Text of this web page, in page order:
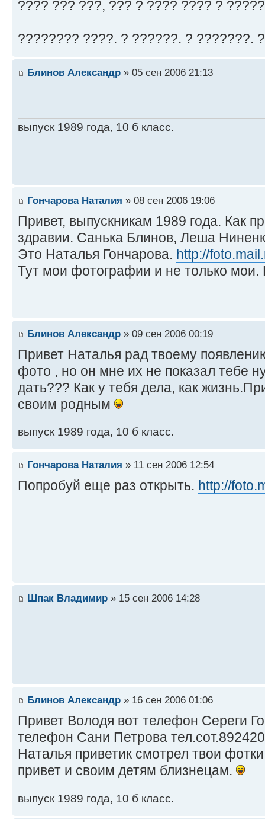
???? ??? ???, ??? ? ???? ???? ?
???????? ????. ? ??????. ? ???????.
Блинов Александр » 05 сен 2006 21:13
выпуск 1989 года, 10 б класс.
Гончарова Наталия » 08 сен 2006 19:06
Привет, выпускникам 1989 года. Как
здравии. Санька Блинов, Леша
Это Наталья Гончарова. http://
Тут мои фотографии и не только
Блинов Александр » 09 сен 2006 00:19
Привет Наталья рад твоему
фото , но он мне их не показал тебе
дать??? Как у тебя дела, как
своим родным
выпуск 1989 года, 10 б класс.
Гончарова Наталия » 11 сен 2006 12:54
Попробуй еще раз открыть. http://
Шпак Владимир » 15 сен 2006 14:28
Блинов Александр » 16 сен 2006 01:06
Привет Володя вот телефон Сереги
телефон Сани Петрова
Наталья приветик смотрел твои
привет и своим детям близнецам.
выпуск 1989 года, 10 б класс.